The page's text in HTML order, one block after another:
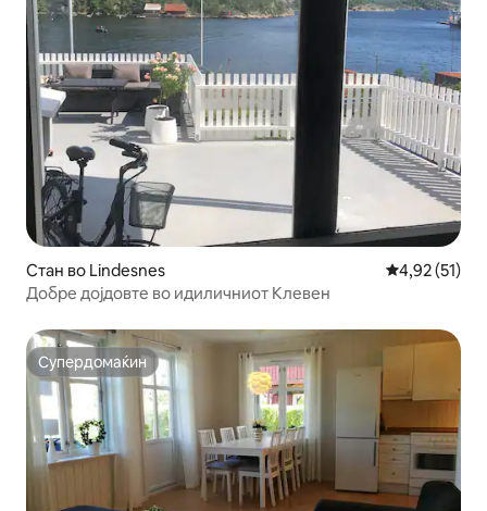
Стан во Lindesnes Просечна
4,92 (51)
Добре дојдовте во идиличниот Клевен
Супердомаќин
Супердомаќин